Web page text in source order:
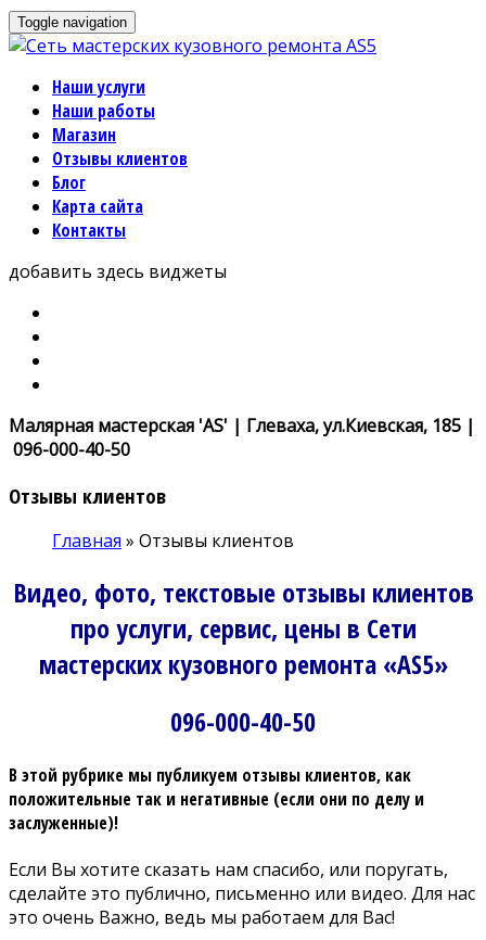
Toggle navigation
Наши услуги
Наши работы
Магазин
Отзывы клиентов
Блог
Карта сайта
Контакты
добавить здесь виджеты
Малярная мастерская 'AS' | Глеваха, ул.Киевская, 185 |
096-000-40-50
Отзывы клиентов
Главная » Отзывы клиентов
Видео, фото, текстовые отзывы клиентов
про услуги, сервис, цены в Сети
мастерских кузовного ремонта «AS5»
096-000-40-50
В этой рубрике мы публикуем отзывы клиентов, как
положительные так и негативные (если они по делу и
заслуженные)!
Если Вы хотите сказать нам спасибо, или поругать,
сделайте это публично, письменно или видео. Для нас
это очень Важно, ведь мы работаем для Вас!